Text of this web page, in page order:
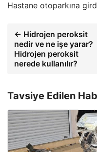
Hastane otoparkına
← Hidrojen peroksit
nedir ve ne işe yarar?
Hidrojen peroksit
nerede kullanılır?
Tavsiye Edilen